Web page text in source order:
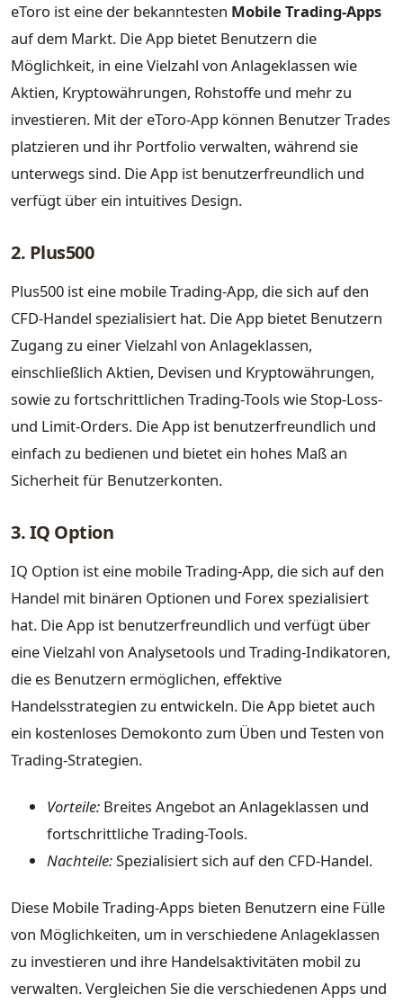
eToro ist eine der bekanntesten Mobile Trading-Apps
auf dem Markt. Die App bietet Benutzern die
Möglichkeit, in eine Vielzahl von Anlageklassen wie
Aktien, Kryptowährungen, Rohstoffe und mehr zu
investieren. Mit der eToro-App können Benutzer Trades
platzieren und ihr Portfolio verwalten, während sie
unterwegs sind. Die App ist benutzerfreundlich und
verfügt über ein intuitives Design.
2. Plus500
Plus500 ist eine mobile Trading-App, die sich auf den
CFD-Handel spezialisiert hat. Die App bietet Benutzern
Zugang zu einer Vielzahl von Anlageklassen,
einschließlich Aktien, Devisen und Kryptowährungen,
sowie zu fortschrittlichen Trading-Tools wie Stop-Loss-
und Limit-Orders. Die App ist benutzerfreundlich und
einfach zu bedienen und bietet ein hohes Maß an
Sicherheit für Benutzerkonten.
3. IQ Option
IQ Option ist eine mobile Trading-App, die sich auf den
Handel mit binären Optionen und Forex spezialisiert
hat. Die App ist benutzerfreundlich und verfügt über
eine Vielzahl von Analysetools und Trading-Indikatoren,
die es Benutzern ermöglichen, effektive
Handelsstrategien zu entwickeln. Die App bietet auch
ein kostenloses Demokonto zum Üben und Testen von
Trading-Strategien.
Vorteile: Breites Angebot an Anlageklassen und
fortschrittliche Trading-Tools.
Nachteile:Spezialisiert sich auf den CFD-Handel.
Diese Mobile Trading-Apps bieten Benutzern eine Fülle
von Möglichkeiten, um in verschiedene Anlageklassen
zu investieren und ihre Handelsaktivitäten mobil zu
verwalten. Vergleichen Sie die verschiedenen Apps und